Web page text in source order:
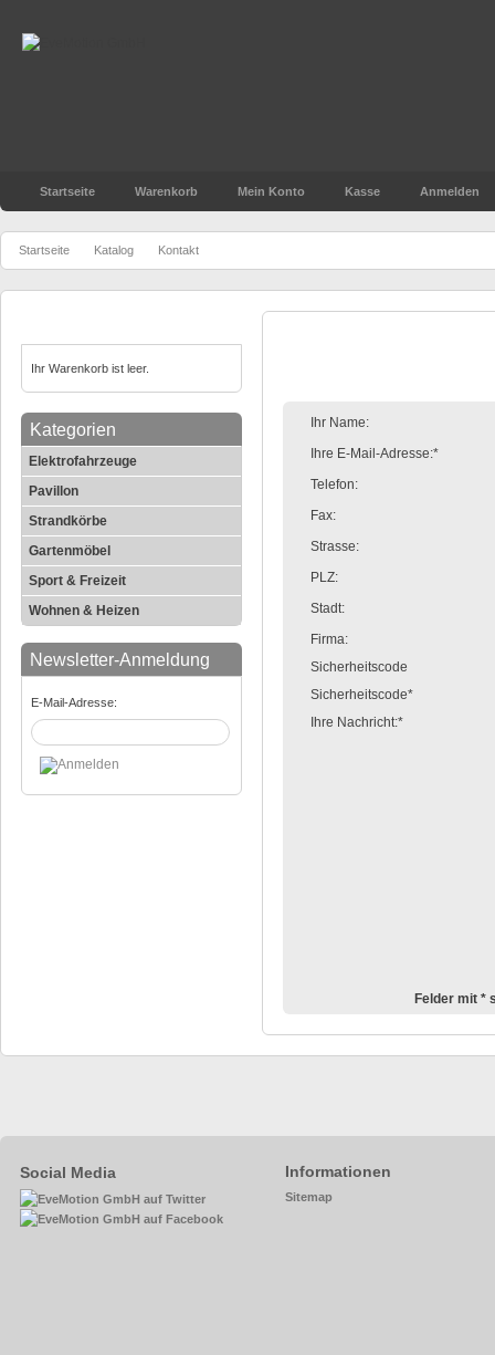
Startseite Warenkorb Mein Konto Kasse Anmelden
Startseite Katalog Kontakt
Ihr Warenkorb ist leer.
Kategorien
Elektrofahrzeuge
Pavillon
Strandkörbe
Gartenmöbel
Sport & Freizeit
Wohnen & Heizen
Newsletter-Anmeldung
E-Mail-Adresse:
Ihr Name:
Ihre E-Mail-Adresse:*
Telefon:
Fax:
Strasse:
PLZ:
Stadt:
Firma:
Sicherheitscode
Sicherheitscode*
Ihre Nachricht:*
Felder mit *
Social Media Informationen
Sitemap